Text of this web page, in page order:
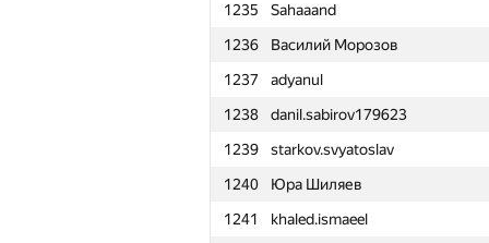
1235
Sahaaand
1236
Василий Морозов
1237
adyanul
1238
danil.sabirov179623
1239
starkov.svyatoslav
1240
Юра Шиляев
1241
khaled.ismaeel
1212
IlyaLos
1213
victoragnez
1214
Sina.Abbasi
1215
rmgatin
1216
kissed.code
1217
fcieagle93
1218
kamil111998